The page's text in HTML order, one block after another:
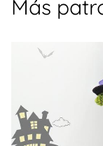
Más